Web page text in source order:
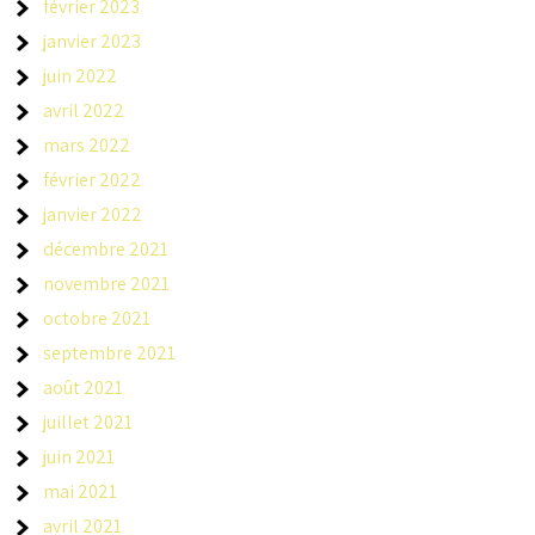
février 2023
janvier 2023
juin 2022
avril 2022
mars 2022
février 2022
janvier 2022
décembre 2021
novembre 2021
octobre 2021
septembre 2021
août 2021
juillet 2021
juin 2021
mai 2021
avril 2021